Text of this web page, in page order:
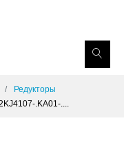
Редукторы
.KA01-....